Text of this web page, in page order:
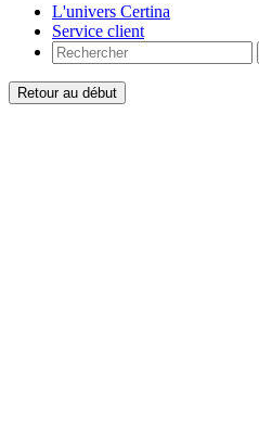
L'univers Certina
Service client
Retour au début